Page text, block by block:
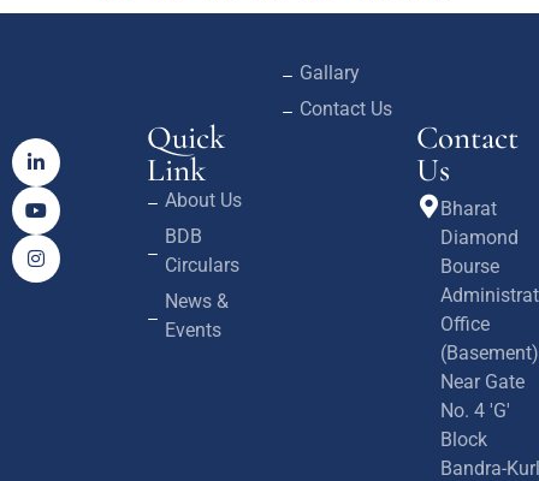
Quick
Link
About Us
BDB
Circulars
News &
Events
Gallary
Contact Us
Contact
Us
Bharat
Diamond
Bourse
Office
(Basement)
Near Gate
No. 4 'G'
Block
Bandra-